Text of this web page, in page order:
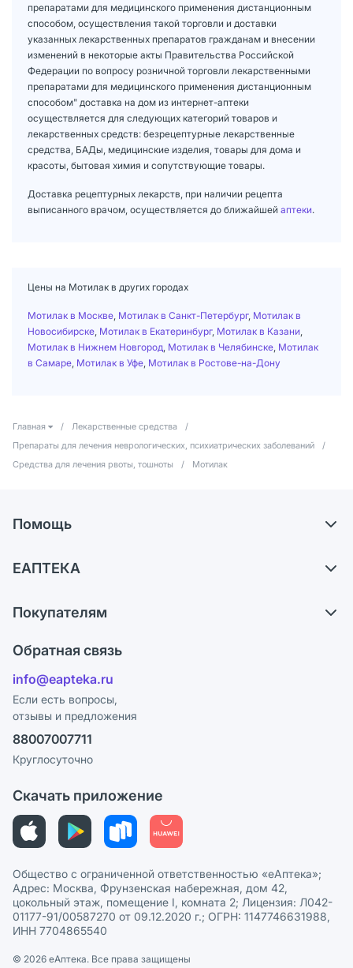
препаратами для медицинского применения дистанционным
способом, осуществления такой торговли и доставки
указанных лекарственных препаратов гражданам и внесении
изменений в некоторые акты Правительства Российской
Федерации по вопросу розничной торговли лекарственными
препаратами для медицинского применения дистанционным
способом" доставка на дом из интернет-аптеки
осуществляется для следующих категорий товаров и
лекарственных средств: безрецептурные лекарственные
средства, БАДы, медицинские изделия, товары для дома и
красоты, бытовая химия и сопутствующие товары.
Доставка рецептурных лекарств, при наличии рецепта
выписанного врачом, осуществляется до ближайшей аптеки.
Цены на Мотилак в других городах
Мотилак в Москве Мотилак в Санкт-Петербург, Мотилак в
Новосибирске Мотилак в Екатеринбург, Мотилак в Казани
Мотилак в Нижнем Новгород Мотилак в Челябинске Мотилак
в Самаре Мотилак в Уфе Мотилак в Ростове-на-Дону
Главная / Лекарственные средства
/
Препараты для лечения неврологических, психиатрических заболеваний
/
Средства для лечения рвоты, тошноты
/ Мотилак
Помощь
Самовывоз из аптек
Ответы на вопросы
Блог
ЕАПТЕКА
Карьера
Поставщики
Лицензия
Реклама на сайте
Ваши товары на ЕАПТЕКЕ
Покупателям
Программа СберСпасибо
Политика конфиденциальности
Пользовательское соглашение
Политика рекомендаций
Этика и соответствие
Политика в отношении обработки персональных данных
Обратная связь
info@eapteka.ru
Если есть вопросы,
отзывы и предложения
88007007711
Круглосуточно
Скачать приложение
Общество с ограниченной ответственностью «еАптека»;
Адрес: Москва, Фрунзенская набережная, дом 42,
цокольный этаж, помещение I, комната 2; Лицензия: Л042-
01177-91/00587270 от 09.12.2020 г.; ОГРН: 1147746631988,
ИНН 7704865540
© 2026 eАптека. Все права защищены